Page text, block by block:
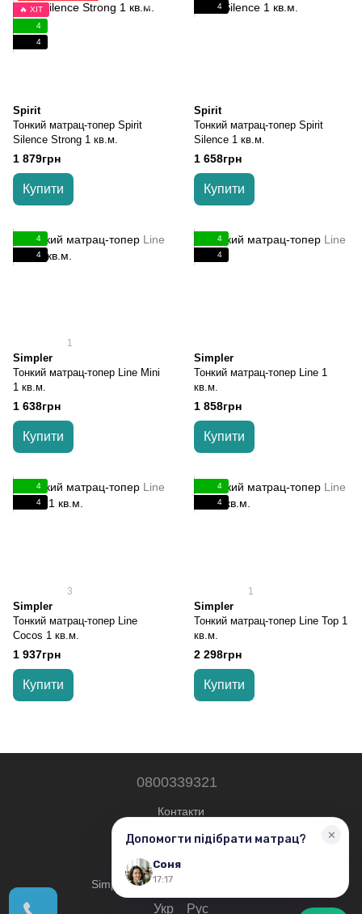
🔥 ХІТ
4
4
Spirit
Тонкий матрац-топер Spirit
Silence Strong 1 кв.м.
1 879грн
Купити
4
Spirit
Тонкий матрац-топер Spirit
Silence 1 кв.м.
1 658грн
Купити
4
4
1
Simpler
Тонкий матрац-топер Line Mini
1 кв.м.
1 638грн
Купити
4
4
Simpler
Тонкий матрац-топер Line 1
кв.м.
1 858грн
Купити
4
4
3
Simpler
Тонкий матрац-топер Line
Cocos 1 кв.м.
1 937грн
Купити
4
4
1
Simpler
Тонкий матрац-топер Line Top 1
кв.м.
2 298грн
Купити
0800339321
Контакти
Повна версія сайту
© 2019—2026
Simplershop - Всі права захищені.
Укр Рус